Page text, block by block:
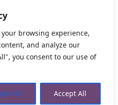
browsing experience,
and analyze our
you consent to our use of
All Accept All
Librería Esotérica,Proudly
Cookies Web